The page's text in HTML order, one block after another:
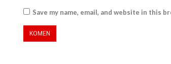
Save my name, email, and website in this